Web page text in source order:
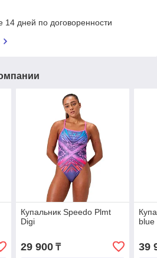
14 дней по договоренности
Купальник Speedo Plmt
Digi
29 900₸
blue
39